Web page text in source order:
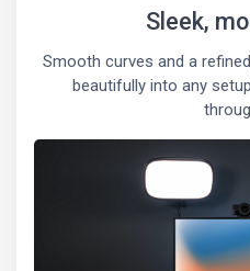
Sleek,
Smooth curves and a
beautifully into any